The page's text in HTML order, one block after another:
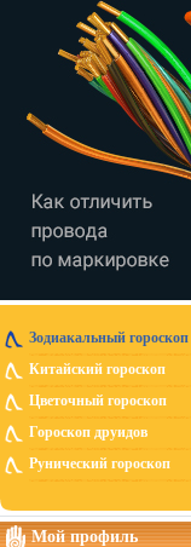
Зодиакальный гороскоп
Китайский гороскоп
Цветочный гороскоп
Гороскоп друидов
Рунический гороскоп
Мой профиль